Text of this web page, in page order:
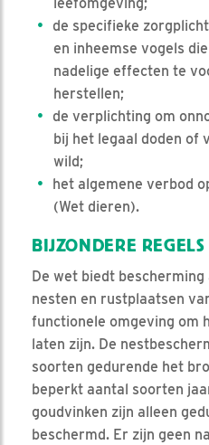
leefomgeving;
de specifieke
en inheemse vogels
nadelige effecten te
herstellen;
de verplichting om
bij het legaal doden of
wild;
het algemene verbod
(Wet dieren).
BIJZONDERE REGELS
De wet biedt
nesten en rustplaatsen
functionele omgeving om
laten zijn. De
soorten gedurende het
beperkt aantal soorten
goudvinken zijn alleen
beschermd. Er zijn geen